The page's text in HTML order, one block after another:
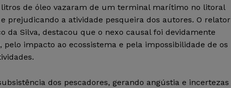
de óleo vazaram de um terminal marítimo no litoral
prejudicando a atividade pesqueira dos autores. O relator
da Silva, destacou que o nexo causal foi devidamente
impacto ao ecossistema e pela impossibilidade de os
dos pescadores, gerando angústia e incertezas